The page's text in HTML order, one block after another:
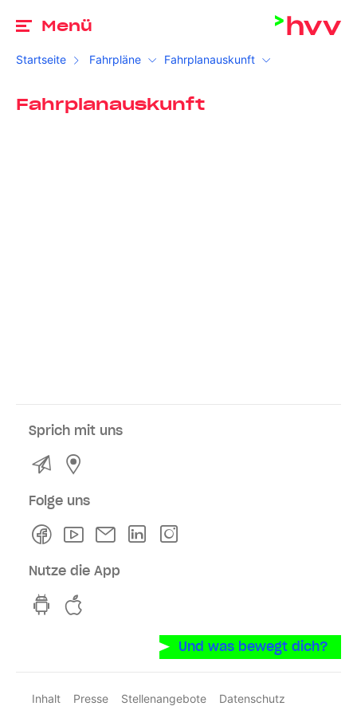
Menü
Startseite Fahrpläne Fahrplanauskunft
Fahrplanauskunft
Sprich mit uns
Kontakt
Folge uns
FacebookYoutubeNewsletterLinkedln
Nutze die App
hvv switch App auf GooglePlay
Und was bewegt dich?
Inhalt Presse Stellenangebote
Datenschutz